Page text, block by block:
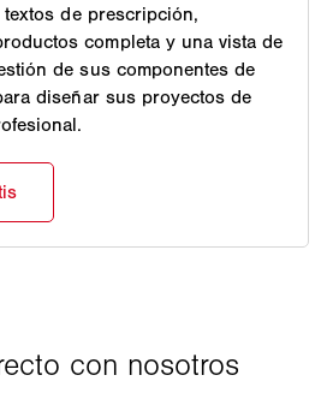
de prescripción,
completa y una vista de
de sus componentes de
diseñar sus proyectos de